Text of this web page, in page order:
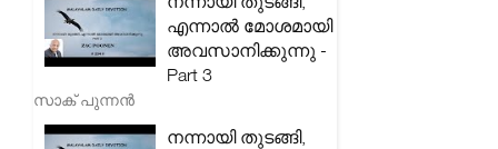
എന്നാൽ മോശമായി
അവസാനിക്കുന്നു -
Part 3
സാക് പുന്നൻ
നന്നായി തുടങ്ങി,